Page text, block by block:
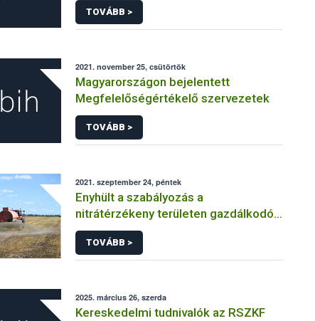
TOVÁBB >
2021. november 25, csütörtök
Magyarországon bejelentett
Megfelelőségértékelő szervezetek
TOVÁBB >
2021. szeptember 24, péntek
Enyhült a szabályozás a
nitrátérzékeny területen gazdálkodók
esetében
TOVÁBB >
2025. március 26, szerda
Kereskedelmi tudnivalók az RSZKF